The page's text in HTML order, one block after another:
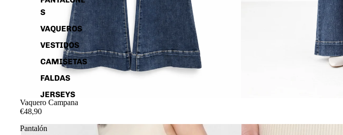
S
VAQUEROS
VESTIDOS
CAMISETAS
FALDAS
JERSEYS
Vaquero Campana
€48,90
Pantalón